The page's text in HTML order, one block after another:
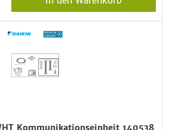
HT Kommunikationseinheit 140538